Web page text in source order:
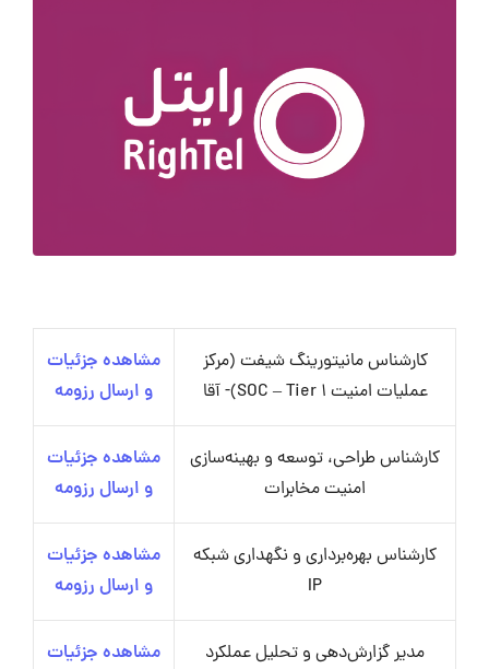
کارشناس مانیتورینگ شیفت (مرکز
عملیات امنیت SOC – Tier 1)- آقا
مشاهده جزئیات
و ارسال رزومه
کارشناس طراحی، توسعه و بهینه‌سازی
امنیت مخابرات
مشاهده جزئیات
و ارسال رزومه
کارشناس بهره‌برداری و نگهداری شبکه
IP
مشاهده جزئیات
و ارسال رزومه
مدیر گزارش‌دهی و تحلیل عملکرد
مشاهده جزئیات